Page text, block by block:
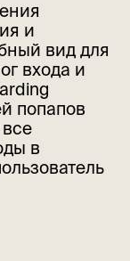
и
вид для
входа и
попапов
в